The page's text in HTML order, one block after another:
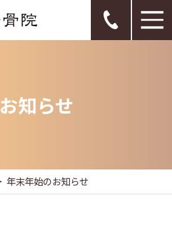
お知らせ
年末年始のお知らせ